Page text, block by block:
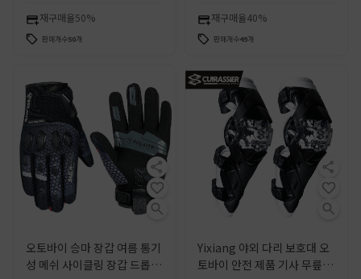
재구매율50%
판매개수50개
재구매율40%
판매개수49개
오토바이 승마 장갑 여름 통기
성 메쉬 사이클링 장갑 드롭 방
Yixiang 야외 다리 보호대 오
토바이 안전 제품 기사 무릎 보